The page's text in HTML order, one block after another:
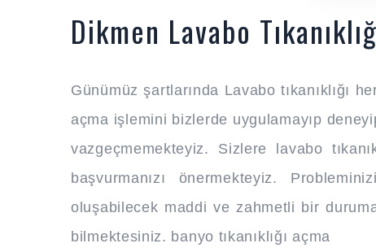
Dikmen Lavabo
Günümüz şartlarında Lavabo tıkanıklığı
açma işlemini bizlerde uygulamayıp
vazgeçmemekteyiz. Sizlere lavabo
başvurmanızı önermekteyiz.
oluşabilecek maddi ve zahmetli bir
bilmektesiniz. banyo tıkanıklığı açma